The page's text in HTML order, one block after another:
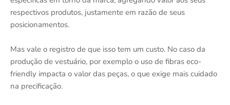
respectivos produtos, justamente em razão de seus
posicionamentos.
Mas vale o registro de que isso tem um custo. No caso da
produção de vestuário, por exemplo o uso de fibras eco-
friendly impacta o valor das peças, o que exige mais cuidado
na precificação.